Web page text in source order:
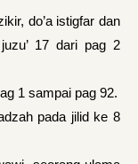
do’a istigfar dan
17 dari pag 2
1 sampai pag 92.
pada jilid ke 8